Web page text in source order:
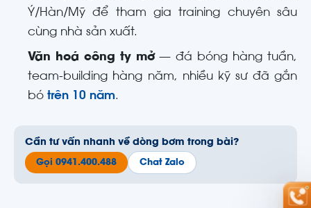
Ý/Hàn/Mỹ để tham gia training chuyên sâu
cùng nhà sản xuất.
Văn hoá công ty mở— đá bóng hàng tuần,
team-building hàng năm, nhiều kỹ sư đã gắn
bó trên 10 năm.
Cần tư vấn nhanh về dòng bơm trong bài?
Gọi 0941.400.488 Chat Zalo